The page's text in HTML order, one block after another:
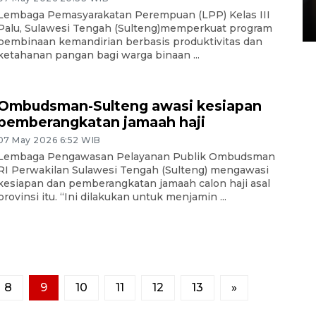
Pemasyarakatan Perempuan (LPP) Kelas III
Sulawesi Tengah (Sulteng)memperkuat program
kemandirian berbasis produktivitas dan
pangan bagi warga binaan ...
Sulteng awasi kesiapan
jamaah haji
May 2026 6:52 WIB
Pengawasan Pelayanan Publik Ombudsman
Perwakilan Sulawesi Tengah (Sulteng) mengawasi
dan pemberangkatan jamaah calon haji asal
itu. “Ini dilakukan untuk menjamin ...
8 9 10 11 12 13 »
di Satpas Polresta Palu
15 July 2026 14:08 WIB